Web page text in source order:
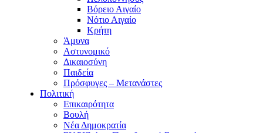
Βόρειο Αιγαίο
Νότιο Αιγαίο
Κρήτη
Άμυνα
Αστυνομικό
Δικαιοσύνη
Παιδεία
Πρόσφυγες – Μετανάστες
Πολιτική
Επικαιρότητα
Βουλή
Νέα Δημοκρατία